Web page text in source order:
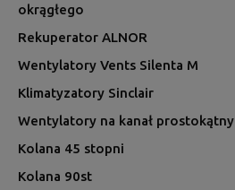
okrągłego
Rekuperator ALNOR
Wentylatory Vents Silenta M
Klimatyzatory Sinclair
Wentylatory na kanał prostokątny
Kolana 45 stopni
Kolana 90st